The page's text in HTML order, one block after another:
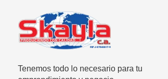
Tenemos todo lo necesario para tu